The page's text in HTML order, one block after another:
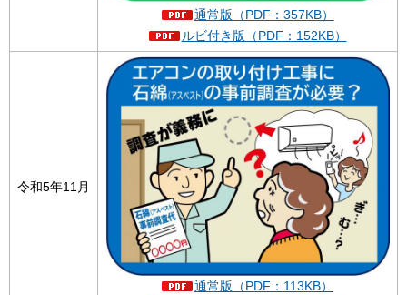
通常版（PDF：357KB）
ルビ付き版（PDF：152KB）
令和5年11月
通常版（PDF：113KB）